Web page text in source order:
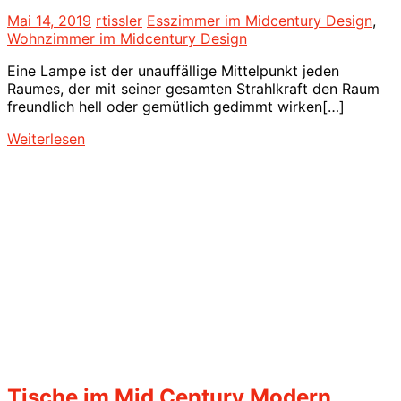
Mai 14, 2019 rtissler Esszimmer im Midcentury Design,
Wohnzimmer im Midcentury Design
Eine Lampe ist der unauffällige Mittelpunkt jeden
Raumes, der mit seiner gesamten Strahlkraft den Raum
freundlich hell oder gemütlich gedimmt wirken[…]
Weiterlesen